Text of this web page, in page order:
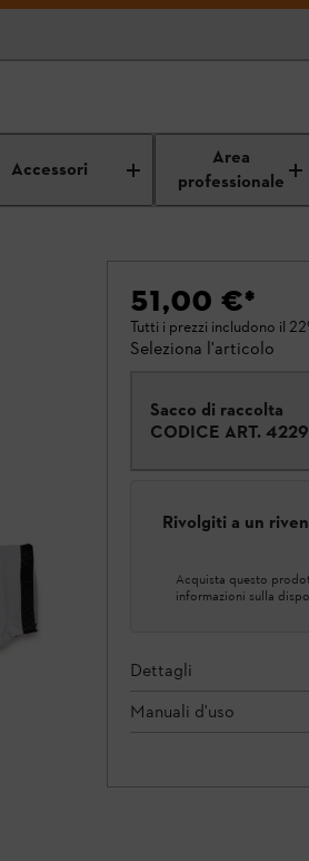
Accessori
Area
professionale
51,00 €*
Tutti i prezzi includono il
Seleziona l'articolo
Sacco di raccolta
CODICE ART.
Rivolgiti a un
Acquista questo
informazioni sulla
Dettagli
Manuali d'uso